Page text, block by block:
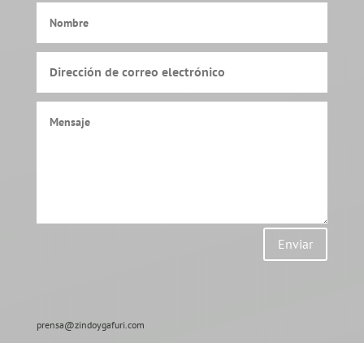
Enviar
prensa@zindoygafuri.com